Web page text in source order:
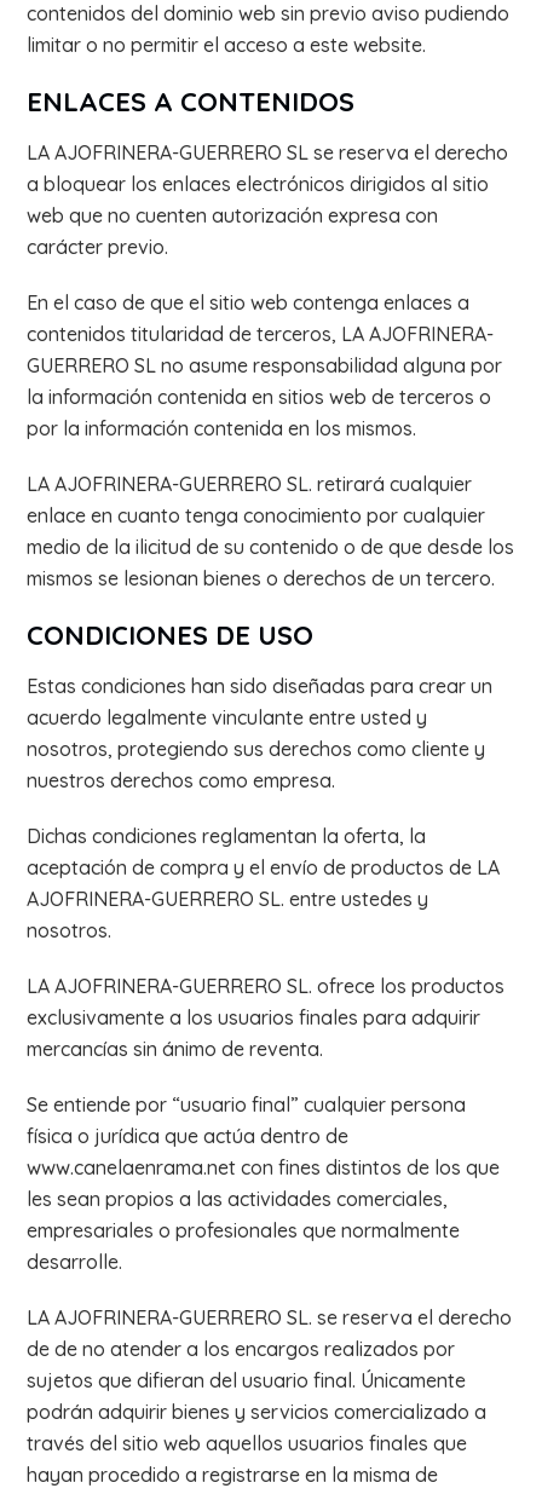
contenidos del dominio web sin previo aviso pudiendo
limitar o no permitir el acceso a este website.
ENLACES A CONTENIDOS
LA AJOFRINERA-GUERRERO SL se reserva el derecho
a bloquear los enlaces electrónicos dirigidos al sitio
web que no cuenten autorización expresa con
carácter previo.
En el caso de que el sitio web contenga enlaces a
contenidos titularidad de terceros, LA AJOFRINERA-
GUERRERO SL no asume responsabilidad alguna por
la información contenida en sitios web de terceros o
por la información contenida en los mismos.
LA AJOFRINERA-GUERRERO SL. retirará cualquier
enlace en cuanto tenga conocimiento por cualquier
medio de la ilicitud de su contenido o de que desde los
mismos se lesionan bienes o derechos de un tercero.
CONDICIONES DE USO
Estas condiciones han sido diseñadas para crear un
acuerdo legalmente vinculante entre usted y
nosotros, protegiendo sus derechos como cliente y
nuestros derechos como empresa.
Dichas condiciones reglamentan la oferta, la
aceptación de compra y el envío de productos de LA
AJOFRINERA-GUERRERO SL. entre ustedes y
nosotros.
LA AJOFRINERA-GUERRERO SL. ofrece los productos
exclusivamente a los usuarios finales para adquirir
mercancías sin ánimo de reventa.
Se entiende por “usuario final” cualquier persona
física o jurídica que actúa dentro de
www.canelaenrama.net con fines distintos de los que
les sean propios a las actividades comerciales,
empresariales o profesionales que normalmente
desarrolle.
LA AJOFRINERA-GUERRERO SL. se reserva el derecho
de de no atender a los encargos realizados por
sujetos que difieran del usuario final. Únicamente
podrán adquirir bienes y servicios comercializado a
través del sitio web aquellos usuarios finales que
hayan procedido a registrarse en la misma de